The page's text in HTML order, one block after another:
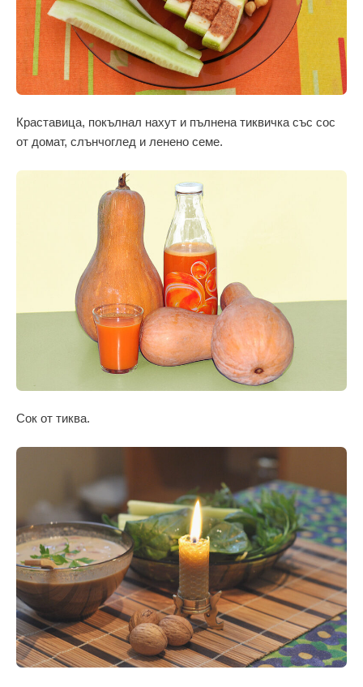
Краставица, покълнал нахут и пълнена тиквичка със сос
от домат, слънчоглед и ленено семе.
Сок от тиква.